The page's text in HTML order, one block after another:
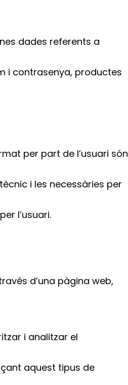
dades referents a
i contrasenya, productes
per part de l’usuari són
i les necessàries per
l’usuari.
d’una pàgina web,
i analitzar el
aquest tipus de